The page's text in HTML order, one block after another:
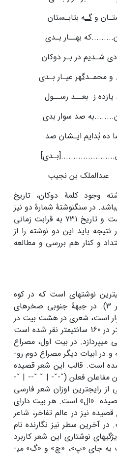
وگـه بتابـستان
بهــار بـدی
شـدیم در بـر دوکان
محمـدگهر عیـار بـدی
ز بعــد رســول
صد سوار بدی
ده بُدایم ایـشان صد
بن نجیب
وجود کلمۀ دوکان، تاریخ
در سنگ­نوشتۀ شمارۀ دو نیز
به واژۀ دوکان اشاره شده است و تاریخ 731 به قرابت زمانی
باید این دو نوشته را از
و کنار هم بررسی و مطالعه
نوشته­ای است که در کوه
شاهوگت وجود دارد (تصویر 3). در جبهۀ جنوبی صخره­ای
است، شعری در هشت بیت در
زمینه­ای به ابعاد 270 سانتی­متر در 160 سانتی­متر نقر شده است
در بیت اول، مصراع
دوم زیر مصراع اول قرار گرفته و در ابیات دیگر مصراع دوم رو­
است. قالب این شعر قصیده
مفاعلن فعلن (˘-˘- | ˘ ˘-- | ˘-
رایج­ترین اوزان شعر فارسی
«ال» است. هر بیت دارای
نیز در عالم تفاخر، شاعر
آخرین سطر نیز نگارنده نام
نوشتاری این شعر کاربرد
به جای «پ»، «چ» و «گ» می­